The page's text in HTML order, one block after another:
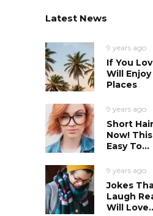
Latest News
9 years ago
If You
Will
Places
9 years ago
Short
Now!
Easy To...
9 years ago
Jokes
Laugh
Will